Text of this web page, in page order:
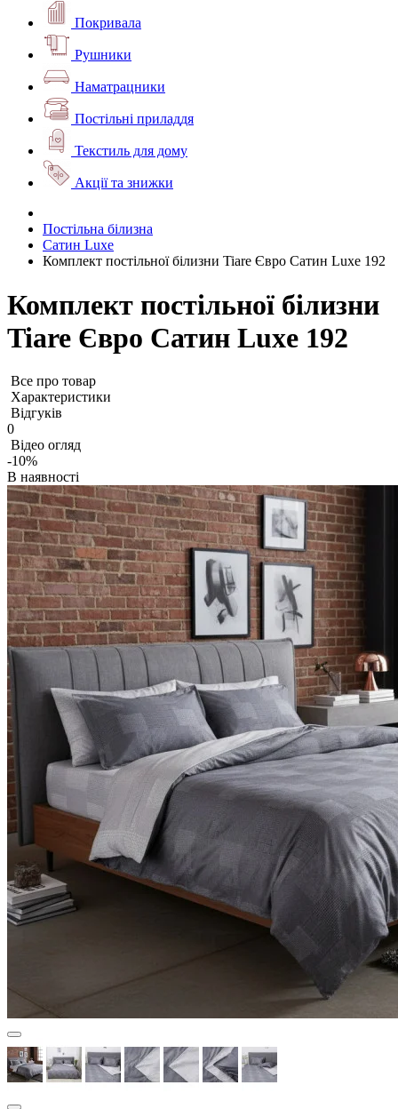
Покривала
Рушники
Наматрацники
Постільні приладдя
Текстиль для дому
Акції та знижки
Постільна білизна
Сатин Luxe
Комплект постільної білизни Tiare Євро Сатин Luxe 192
Комплект постільної білизни
Tiare Євро Сатин Luxe 192
Все про товар
Характеристики
Відгуків
0
Відео огляд
-10%
В наявності